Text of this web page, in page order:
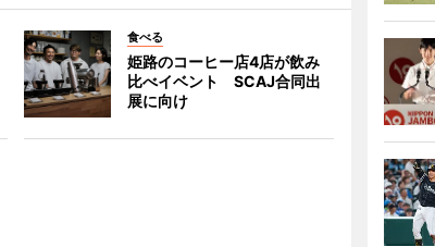
食べる
姫路のコーヒー店4店が飲み
比べイベント SCAJ合同出
展に向け